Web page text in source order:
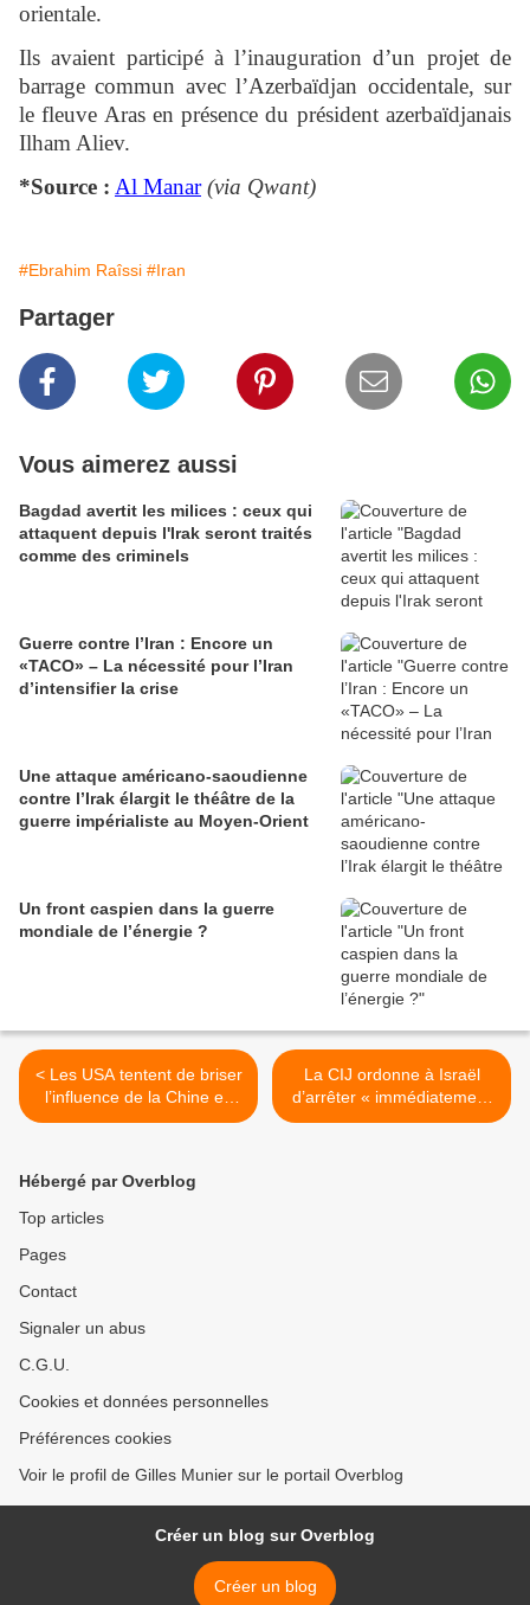
orientale.
Ils avaient participé à l’inauguration d’un projet de
barrage commun avec l’Azerbaïdjan occidentale, sur
le fleuve Aras en présence du président azerbaïdjanais
Ilham Aliev.
*Source : Al Manar (via Qwant)
#Ebrahim Raîssi #Iran
Partager
Vous aimerez aussi
Bagdad avertit les milices : ceux qui
attaquent depuis l'Irak seront traités
comme des criminels
Guerre contre l’Iran : Encore un
«TACO» – La nécessité pour l’Iran
d’intensifier la crise
Une attaque américano-saoudienne
contre l’Irak élargit le théâtre de la
guerre impérialiste au Moyen-Orient
Un front caspien dans la guerre
mondiale de l’énergie ?
< Les USA tentent de briser
l’influence de la Chine en
Afrique
La CIJ ordonne à Israël
d’arrêter « immédiatement
» son offensive militaire à
Hébergé par Overblog
Top articles
Pages
Contact
Signaler un abus
C.G.U.
Cookies et données personnelles
Préférences cookies
Voir le profil de Gilles Munier sur le portail Overblog
Créer un blog sur Overblog
Créer un blog